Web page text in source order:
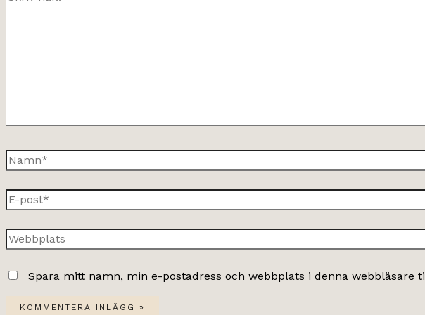
Namn*
E-
post*
Webbplats
Spara mitt namn, min e-postadress och webbplats i denna webbläsare